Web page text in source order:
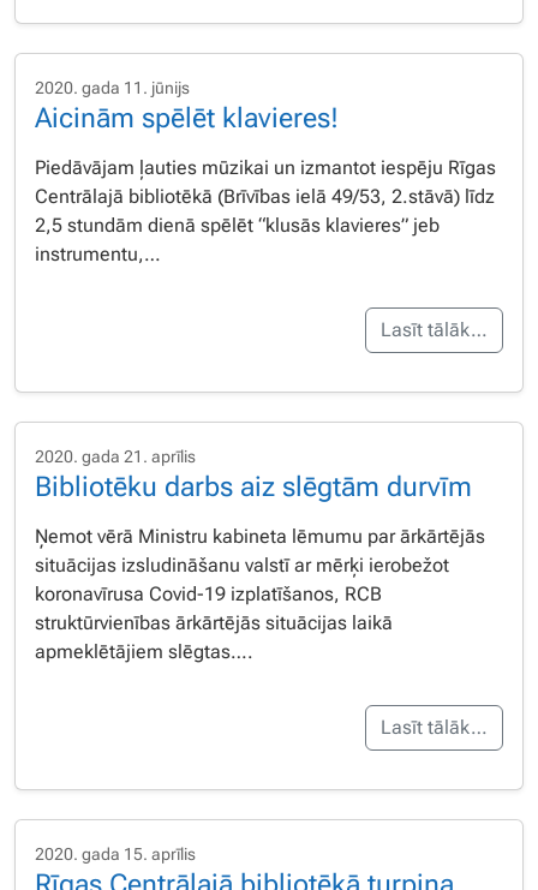
2020. gada 11. jūnijs
Aicinām spēlēt klavieres!
Piedāvājam ļauties mūzikai un izmantot iespēju Rīgas
Centrālajā bibliotēkā (Brīvības ielā 49/53, 2.stāvā) līdz
2,5 stundām dienā spēlēt “klusās klavieres” jeb
instrumentu,…
Lasīt tālāk…
2020. gada 21. aprīlis
Bibliotēku darbs aiz slēgtām durvīm
Ņemot vērā Ministru kabineta lēmumu par ārkārtējās
situācijas izsludināšanu valstī ar mērķi ierobežot
koronavīrusa Covid-19 izplatīšanos, RCB
struktūrvienības ārkārtējās situācijas laikā
apmeklētājiem slēgtas….
Lasīt tālāk…
2020. gada 15. aprīlis